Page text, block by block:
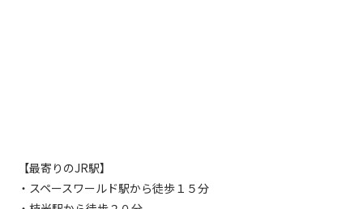
【最寄りのJR駅】
・スペースワールド駅から徒歩１５分